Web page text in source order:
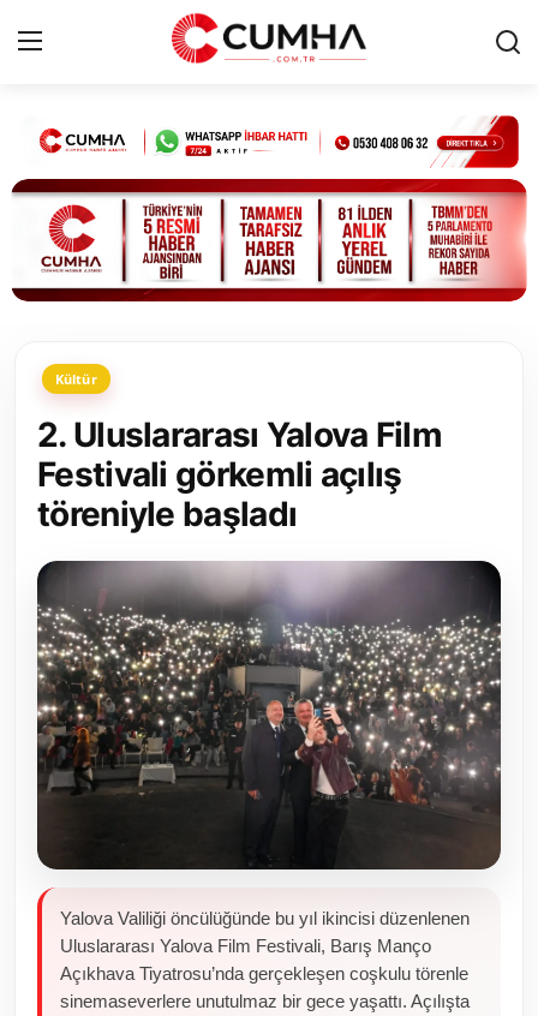
Kurumsal
Cumhurbaşkanlığı
Bakanlıklar
Siyasi Partiler
Yerel Yönetimler
Mülki İdare
Toplum ve Yaşam
Sivil Toplum Kuruluşları
Kamu Kurumları ve Üst Kurullar
Resmi Reklamlar
Kültür
2. Uluslararası Yalova Film
Festivali görkemli açılış
töreniyle başladı
Yalova Valiliği öncülüğünde bu yıl ikincisi düzenlenen
Uluslararası Yalova Film Festivali, Barış Manço
Açıkhava Tiyatrosu’nda gerçekleşen coşkulu törenle
sinemaseverlere unutulmaz bir gece yaşattı. Açılışta